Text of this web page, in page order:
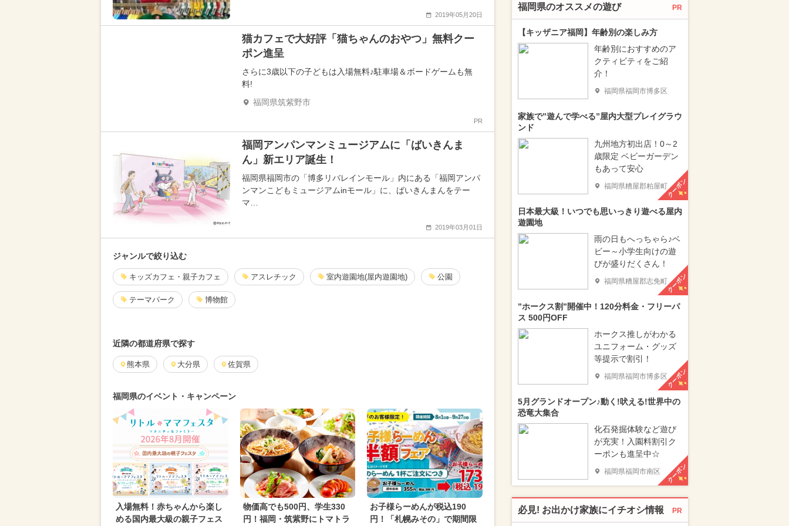
2019年05月20日
猫カフェで大好評「猫ちゃんのおやつ」無料クー
ポン進呈
さらに3歳以下の子どもは入場無料♪駐車場＆ボードゲームも無
料!
福岡県筑紫野市
PR
福岡アンパンマンミュージアムに「ばいきんま
ん」新エリア誕生！
福岡県福岡市の「博多リバレインモール」内にある「福岡アンパ
ンマンこどもミュージアムinモール」に、ばいきんまんをテー
マ…
2019年03月01日
ジャンルで絞り込む
キッズカフェ・親子カフェ アスレチック 室内遊園地(屋内遊園地) 公園
テーマパーク 博物館
近隣の都道府県で探す
熊本県 大分県 佐賀県
福岡県のイベント・キャンペーン
入場無料！赤ちゃんから楽し
める国内最大級の親子フェス
物価高でも500円、学生330
円！福岡・筑紫野にトマトラ
お子様らーめんが税込190
円！「札幌みその」で期間限
福岡県のオススメの遊び PR
【キッザニア福岡】年齢別の楽しみ方
年齢別におすすめのア
クティビティをご紹
介！
福岡県福岡市博多区
家族で”遊んで学べる”屋内大型プレイグラウ
ンド
九州地方初出店！0～2
歳限定 ベビーガーデン
もあって安心
福岡県糟屋郡粕屋町クーポン
日本最大級！いつでも思いっきり遊べる屋内
遊園地
雨の日もへっちゃら♪ベ
ビー～小学生向けの遊
びが盛りだくさん！
福岡県糟屋郡志免町クーポン
”ホークス割”開催中！120分料金・フリーパ
ス 500円OFF
ホークス推しがわかる
ユニフォーム・グッズ
等提示で割引！
福岡県福岡市博多区クーポン
5月グランドオープン♪動く!吠える!世界中の
恐竜大集合
化石発掘体験など遊び
が充実！入園料割引ク
ーポンも進呈中☆
福岡県福岡市南区 クーポン
必見! お出かけ家族にイチオシ情報 PR